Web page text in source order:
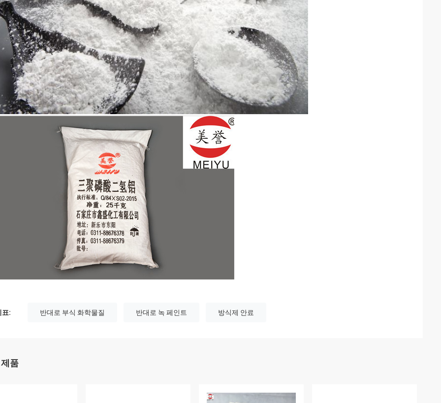
표: 반대로 부식 화학물질 반대로 녹 페인트 방식제 안료
품